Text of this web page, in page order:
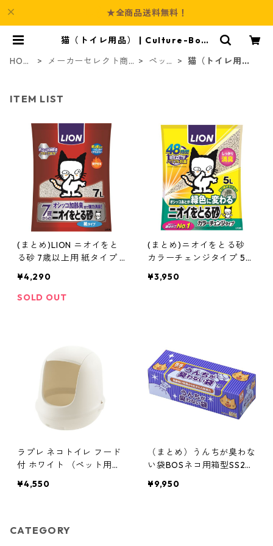
★全商品送料無料！
猫（トイレ用品） | Culture-Boot
HOM
メーカーセレクト商
ペッ
猫（トイレ用
ITEM LIST
(まとめ)LION ニオイをと
る砂 7歳以上用 紙タイプ 7
引不可】 抗菌
¥4,290
SOLD OUT
(まとめ)ニオイをとる砂
カラーチェンジタイプ 5L
引不可】 抗菌
¥3,950
ラプレ ネコトイレ フード
付 ホワイト （ペット用
¥4,550
（まとめ）うんちが臭わな
い袋BOSネコ用箱型SS20
可】
¥9,950
CATEGORY